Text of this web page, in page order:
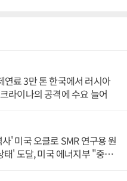
연료 3만 톤 한국에서 러시아
라이나의 공격에 수요 늘어
' 미국 오클로 SMR 연구용 원
태' 도달, 미국 에너지부 "중요